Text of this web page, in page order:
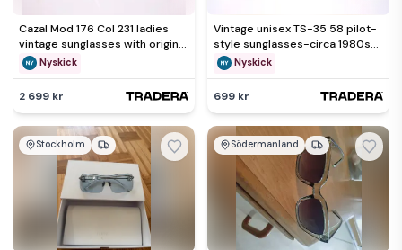
Cazal Mod 176 Col 231 ladies
vintage sunglasses with original
clear lenses-NEW
Nyskick
2 699 kr
Vintage unisex TS-35 58 pilot-
style sunglasses-circa 1980s-
NEW (Weight: 24g)
Nyskick
699 kr
Stockholm Södermanland